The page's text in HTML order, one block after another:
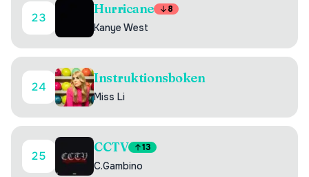
23
Hurricane 8
Kanye West
24
Instruktionsboken
Miss Li
25
CCTV 13
C.Gambino